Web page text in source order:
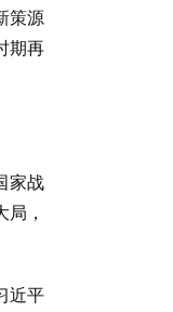
策源
期再
家战
，
近平